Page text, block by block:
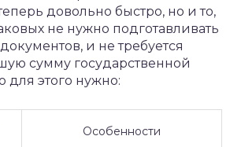
довольно быстро, но и то,
не нужно подготавливать
и не требуется
сумму государственной
для этого нужно:
Особенности